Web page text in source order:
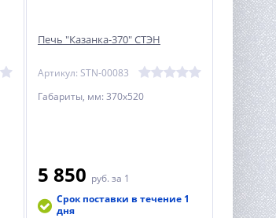
Печь "Казанка-370" СТЭН
Артикул: STN-00083
Габариты, мм: 370х520
5 850 руб. за 1
Срок поставки в течение 1
дня